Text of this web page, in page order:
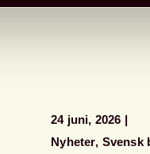
24 juni, 2026
Nyheter Svensk